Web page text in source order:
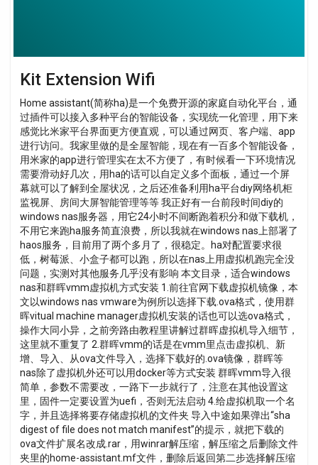
Kit Extension Wifi
Home assistant(简称ha)是一个免费开源的家庭自动化平台，通
过插件可以接入多种平台的智能设备，实现统一化管理，用下来
感觉比米家平台界面更方便直观，可以通过网页、客户端、app
进行访问。我家里做的是全屋智能，现在有一百多个智能设备，
用米家的app进行管理实在太不方便了，有时候看一下环境情况
需要滑动好几次，用ha的话可以自定义多个面板，通过一个屏
幕就可以了解到全屋状况，之后还准备利用ha平台diy网络机柜
监视屏、房间大屏智能管理等等 我正好有一台前段时间diy的
windows nas服务器，用它24小时不间断跑着积分和做下载机，
不用它来跑ha服务简直浪费，所以我就在windows nas上部署了
haos服务，目前用了两个多月了，很稳定。ha对配置要求很
低，树莓派、小盒子都可以跑，所以在nas上用虚拟机跑完全没
问题，实测对其他服务几乎没有影响 本文目录，适合windows
nas和群晖vmm虚拟机方式安装 1.前往官网下载虚拟机镜像，本
文以windows nas vmware为例所以选择下载.ova格式，使用群
晖vitual machine manager虚拟机安装的话也可以选ova格式，
操作大同小异，之前旁路由教程里讲解过群晖虚拟机导入细节，
这里就不重复了 2.群晖vmm的话是在vmm里点击虚拟机、新
增、导入、从ova文件导入，选择下载好的.ova镜像，群晖等
nas除了虚拟机外还可以用docker等方式安装 群晖vmm导入很
简单，参数不需要改，一路下一步就行了，注意在其他设置这
里，固件一定要设置为uefi，否则无法启动 4.给虚拟机取一个名
字，并且选择将要存储虚拟机的文件夹 导入中途如果弹出“sha
digest of file does not match manifest”的提示，就把下载的
ova文件扩展名改成.rar，用winrar解压缩，解压缩之后删除文件
夹里的home-assistant.mf文件，删除后返回第二步选择解压缩